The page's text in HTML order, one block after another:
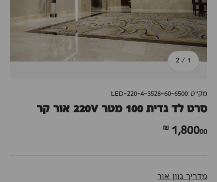
1
/ מתוך
2
מק"ט LED-220-4-3528-60-6500
סרט לד גדית 100 מטר 220V אור קר
1,80000 ₪
מדריך גוון אור